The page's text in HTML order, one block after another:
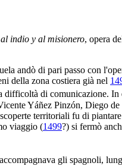
indio y al misionero, opera
andò di pari passo con
della zona costiera già nel
di comunicazione. In
Yáñez Pinzón, Diego
territoriali fu di
viaggio (1499?) si fermò
gli spagnoli,